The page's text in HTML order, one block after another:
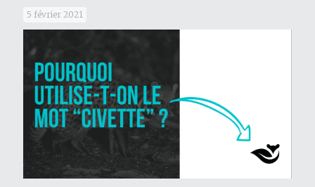
5 février 2021